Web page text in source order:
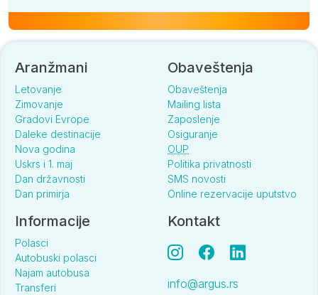
Aranžmani
Letovanje
Zimovanje
Gradovi Evrope
Daleke destinacije
Nova godina
Uskrs i 1. maj
Dan državnosti
Dan primirja
Obaveštenja
Obaveštenja
Mailing lista
Zaposlenje
Osiguranje
OUP
Politika privatnosti
SMS novosti
Online rezervacije uputstvo
Informacije
Polasci
Autobuski polasci
Najam autobusa
Transferi
Kontakt
info@argus.rs